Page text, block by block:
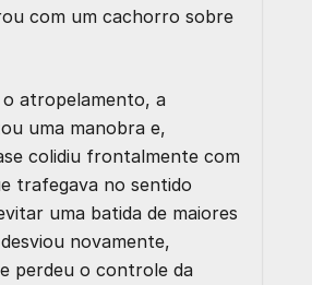
com um cachorro sobre
atropelamento, a
uma manobra e,
colidiu frontalmente com
trafegava no sentido
uma batida de maiores
novamente,
perdeu o controle da